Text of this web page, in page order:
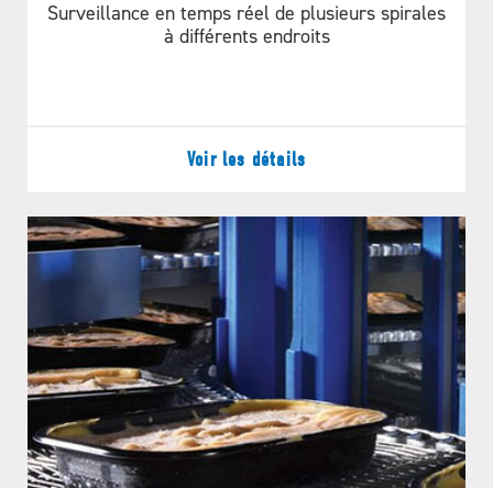
Surveillance en temps réel de plusieurs spirales
à différents endroits
Voir les détails